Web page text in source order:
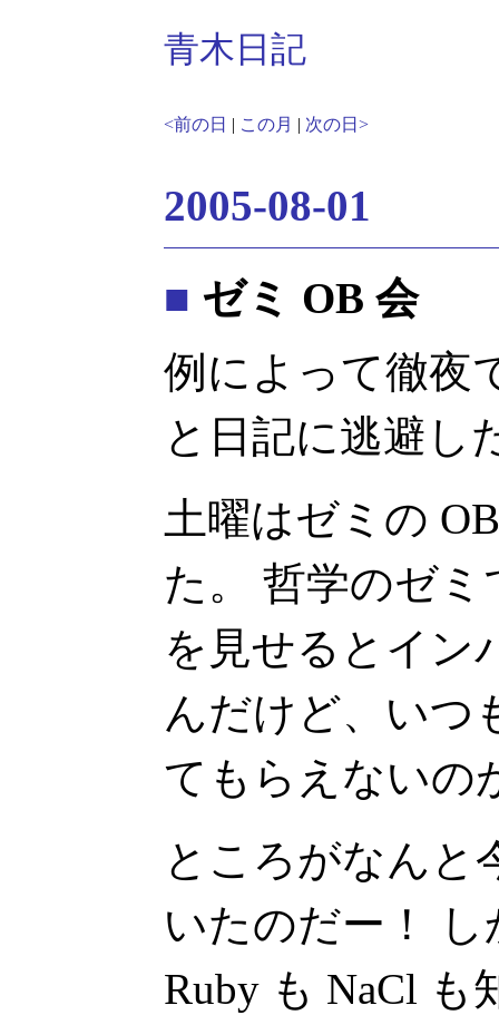
青木日記
<前の日 | この月 | 次の日>
2005-08-01
■ ゼミ OB 会
例によって徹夜
と日記に逃避し
土曜はゼミの
た。 哲学のゼ
を見せるとイン
んだけど、いつ
てもらえないの
ところがなんと
いたのだー！
Ruby も NaCl